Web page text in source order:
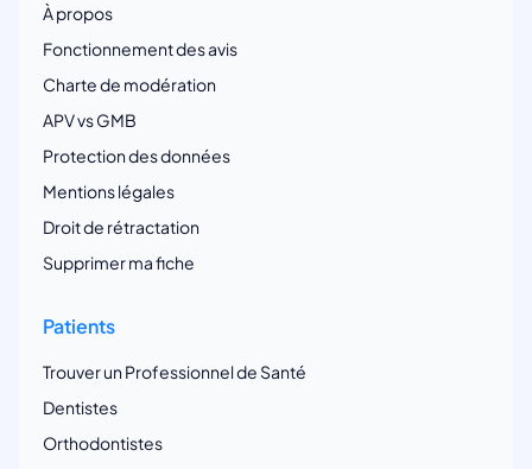
À propos
Fonctionnement des avis
Charte de modération
APV vs GMB
Protection des données
Mentions légales
Droit de rétractation
Supprimer ma fiche
Patients
Trouver un Professionnel de Santé
Dentistes
Orthodontistes